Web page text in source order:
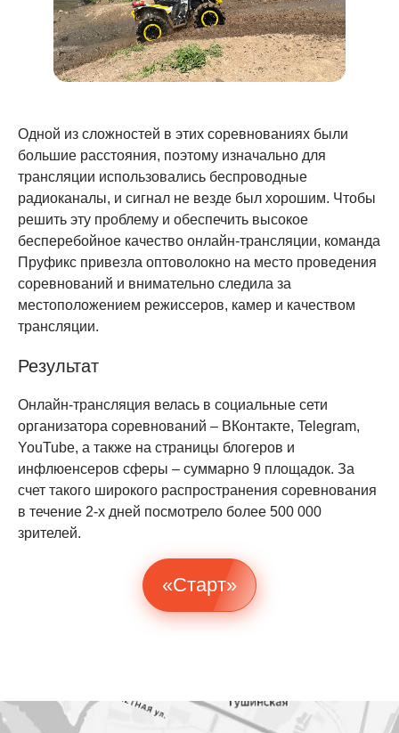
Одной из сложностей в этих соревнованиях были
большие расстояния, поэтому изначально для
трансляции использовались беспроводные
радиоканалы, и сигнал не везде был хорошим. Чтобы
решить эту проблему и обеспечить высокое
бесперебойное качество онлайн-трансляции, команда
Пруфикс привезла оптоволокно на место проведения
соревнований и внимательно следила за
местоположением режиссеров, камер и качеством
трансляции.
Результат
Онлайн-трансляция велась в социальные сети
организатора соревнований – ВКонтакте, Telegram,
YouTube, а также на страницы блогеров и
инфлюенсеров сферы – суммарно 9 площадок. За
счет такого широкого распространения соревнования
в течение 2-х дней посмотрело более 500 000
зрителей.
«Старт»